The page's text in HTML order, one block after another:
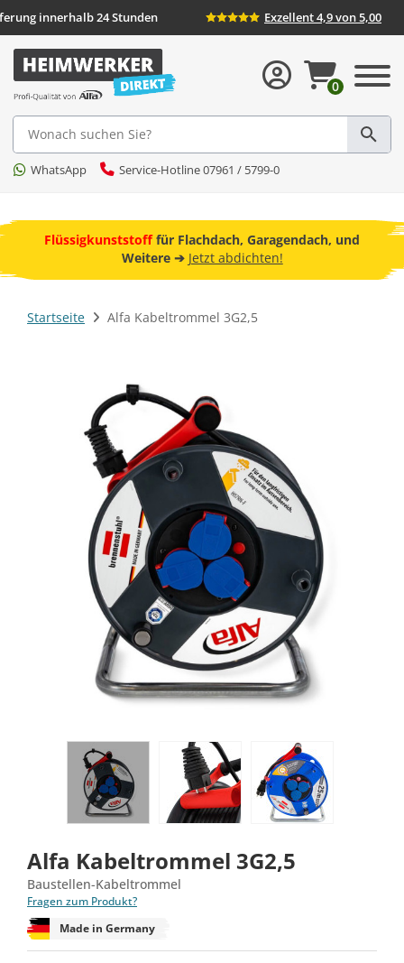
Lieferung innerhalb 24 Stunden Exzellent 4,9
Suche
WhatsApp Service-Hotline 07961 / 5799-0
0
Flüssigkunststofffür Flachdach, Garagendach, und
Weitere ➔ Jetzt abdichten!
Startseite Alfa Kabeltrommel 3G2,5
Alfa Kabeltrommel 3G2,5
Baustellen-Kabeltrommel
Fragen zum Produkt?
Made in Germany